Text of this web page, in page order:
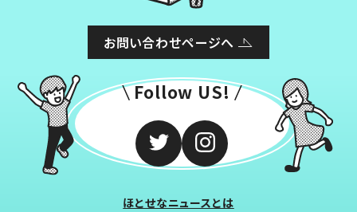
お問い合わせページへ
Follow US!
ほとせなニュースとは